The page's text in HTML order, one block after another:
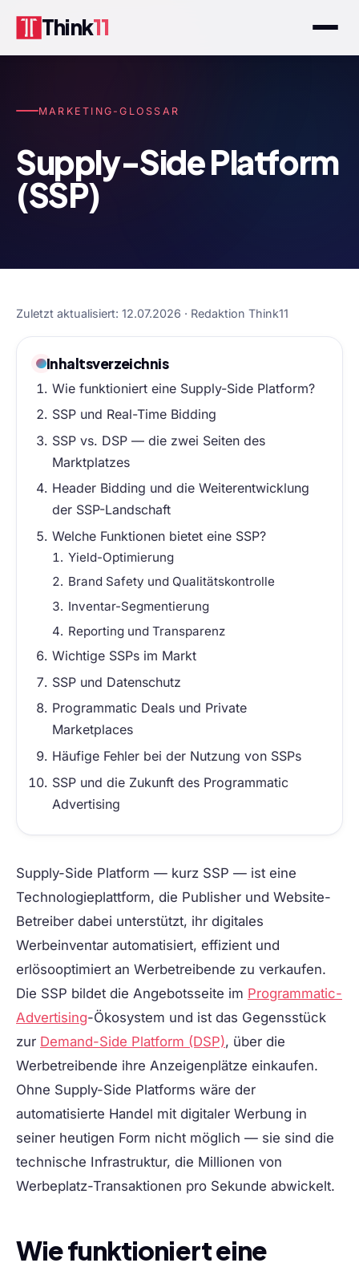
Think11
MARKETING-GLOSSAR
Supply-Side Platform
(SSP)
Zuletzt aktualisiert: 12.07.2026 · Redaktion Think11
Inhaltsverzeichnis
Wie funktioniert eine Supply-Side Platform?
SSP und Real-Time Bidding
SSP vs. DSP — die zwei Seiten des
Marktplatzes
Header Bidding und die Weiterentwicklung
der SSP-Landschaft
Welche Funktionen bietet eine SSP?
Yield-Optimierung
Brand Safety und Qualitätskontrolle
Inventar-Segmentierung
Reporting und Transparenz
Wichtige SSPs im Markt
SSP und Datenschutz
Programmatic Deals und Private
Marketplaces
Häufige Fehler bei der Nutzung von SSPs
SSP und die Zukunft des Programmatic
Advertising
Supply-Side Platform — kurz SSP — ist eine
Technologieplattform, die Publisher und Website-
Betreiber dabei unterstützt, ihr digitales
Werbeinventar automatisiert, effizient und
erlösooptimiert an Werbetreibende zu verkaufen.
Die SSP bildet die Angebotsseite im Programmatic-
Advertising-Ökosystem und ist das Gegensstück
zur Demand-Side Platform (DSP), über die
Werbetreibende ihre Anzeigenplätze einkaufen.
Ohne Supply-Side Platforms wäre der
automatisierte Handel mit digitaler Werbung in
seiner heutigen Form nicht möglich — sie sind die
technische Infrastruktur, die Millionen von
Werbeplatz-Transaktionen pro Sekunde abwickelt.
Wie funktioniert eine